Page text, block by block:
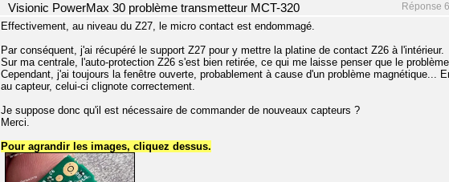
Réponse
Visionic PowerMax 30 problème transmetteur MCT-320
Effectivement, au niveau du Z27, le micro contact est endommagé.
Par conséquent, j'ai récupéré le support Z27 pour y mettre la platine de contact Z26 à l'intérieur.
Sur ma centrale, l'auto-protection Z26 s'est bien retirée, ce qui me laisse penser que le
Cependant, j'ai toujours la fenêtre ouverte, probablement à cause d'un problème magnétique...
au capteur, celui-ci clignote correctement.
Je suppose donc qu'il est nécessaire de commander de nouveaux capteurs ?
Merci.
Pour agrandir les images, cliquez dessus.